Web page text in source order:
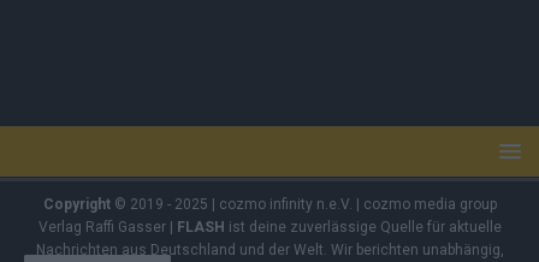
Copyright© 2019 - 2025 | cozmo infinity n.e.V. | cozmo media group
Verlag Raffi Gasser | FLASH ist deine zuverlässige Quelle für aktuelle
Nachrichten aus Deutschland und der Welt. Wir berichten unabhängig,